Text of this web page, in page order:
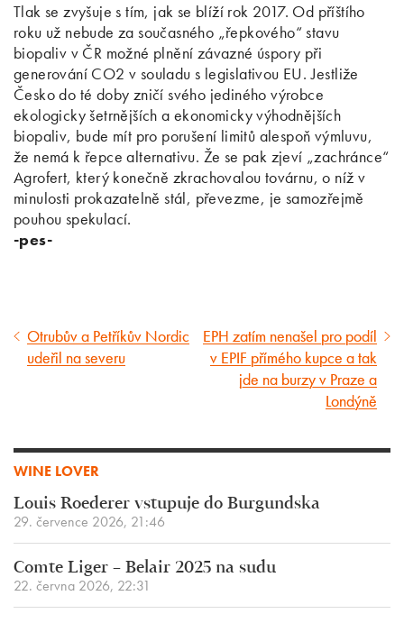
Tlak se zvyšuje s tím, jak se blíží rok 2017. Od příštího
roku už nebude za současného „řepkového“ stavu
biopaliv v ČR možné plnění závazné úspory při
generování CO2 v souladu s legislativou EU. Jestliže
Česko do té doby zničí svého jediného výrobce
ekologicky šetrnějších a ekonomicky výhodnějších
biopaliv, bude mít pro porušení limitů alespoň výmluvu,
že nemá k řepce alternativu. Že se pak zjeví „zachránce“
Agrofert, který konečně zkrachovalou továrnu, o níž v
minulosti prokazatelně stál, převezme, je samozřejmě
pouhou spekulací.
-pes-
Předcházející
článek
Otrubův a Petříkův Nordic
udeřil na severu
Následující
článek
EPH zatím nenašel pro podíl
v EPIF přímého kupce a tak
jde na burzy v Praze a
Londýně
WINE LOVER
Louis Roederer vstupuje do Burgundska
29. července 2026, 21:46
Comte Liger – Belair 2025 na sudu
22. června 2026, 22:31